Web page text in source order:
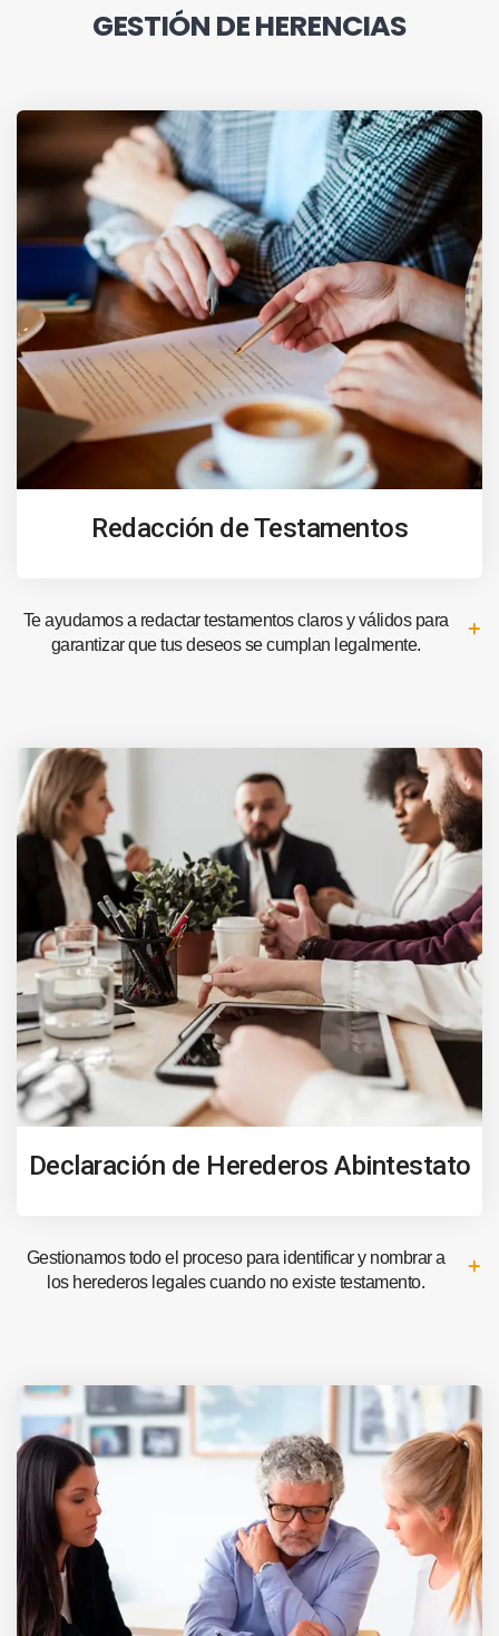
GESTIÓN DE HERENCIAS
Redacción de Testamentos
Te ayudamos a redactar testamentos claros y válidos para
garantizar que tus deseos se cumplan legalmente.
Declaración de Herederos Abintestato
Gestionamos todo el proceso para identificar y nombrar a
los herederos legales cuando no existe testamento.